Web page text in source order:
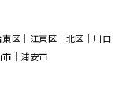
区｜江東区｜北区｜川口
｜浦安市